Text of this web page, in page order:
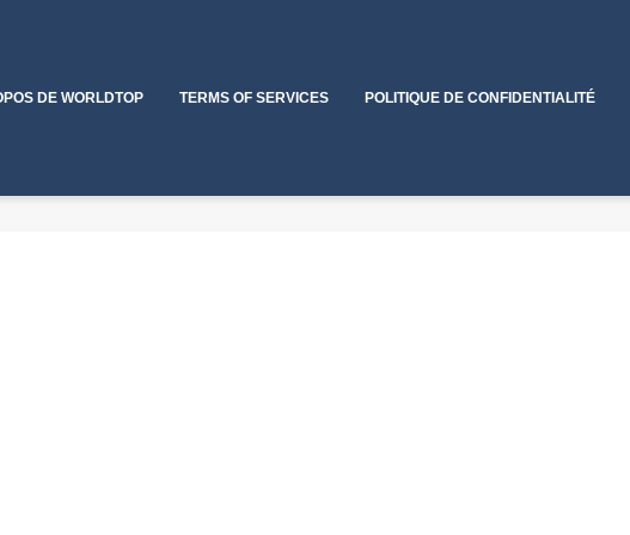
DE WORLDTOP TERMS OF SERVICES POLITIQUE DE CONFIDENTIALITÉ